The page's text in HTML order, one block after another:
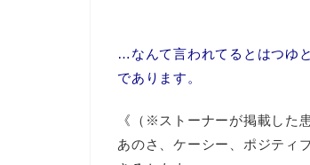
…なんて言われてるとはつゆ
であります。
《（※ストーナーが掲載した
あのさ、ケーシー、ポジティ